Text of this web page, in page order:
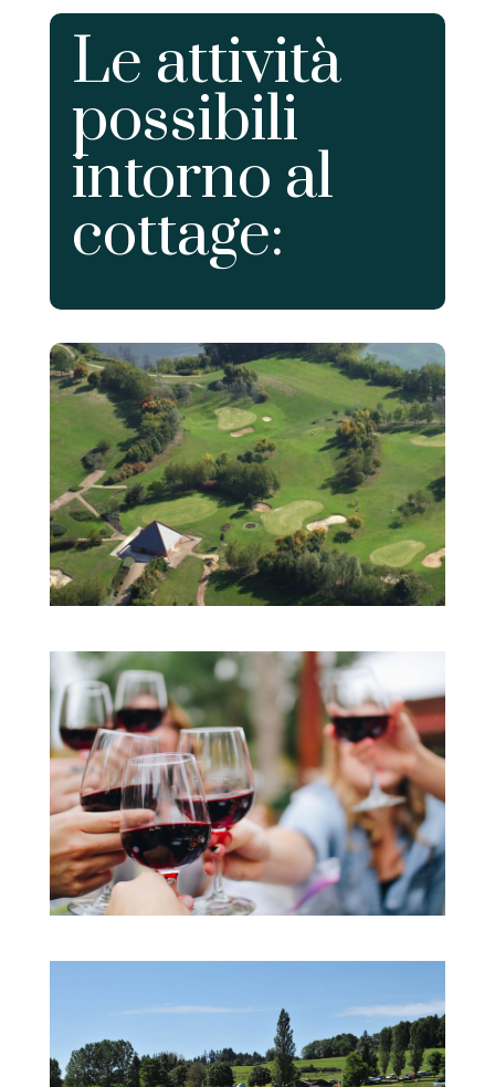
Le attività
possibili
intorno al
cottage: